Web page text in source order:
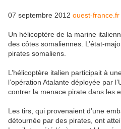
07 septembre 2012 ouest-france.fr
Un hélicoptère de la marine
des côtes somaliennes. L’état-
pirates somaliens.
L’hélicoptère italien participait à
l’opération Atalante déployée par
contrer la menace pirate dans les
Les tirs, qui provenaient d’une
détournée par des pirates, ont